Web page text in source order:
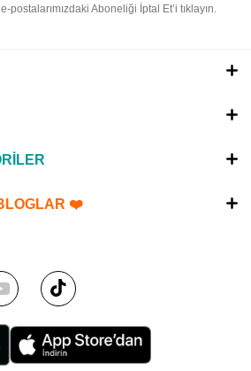
postalarımızdaki Aboneliği İptal Et’i tıklayın.
❤️